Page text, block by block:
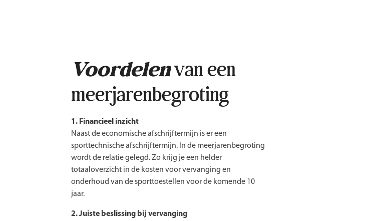
Voordelenvan een
meerjarenbegroting
1. Financieel inzicht
Naast de economische afschrijftermijn is er een
sporttechnische afschrijftermijn. In de meerjarenbegroting
wordt de relatie gelegd. Zo krijg je een helder
totaaloverzicht in de kosten voor vervanging en
onderhoud van de sporttoestellen voor de komende 10
jaar.
​2. Juiste beslissing bij vervanging